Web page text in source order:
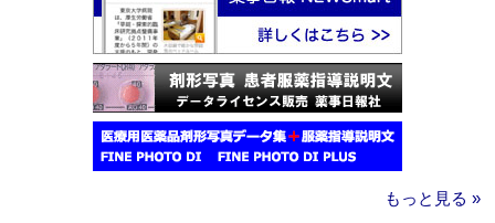
もっと見る »